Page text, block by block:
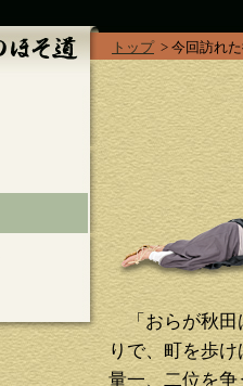
トップ > 今回訪れ
「おらが秋田
りで、町を歩
量一、二位を